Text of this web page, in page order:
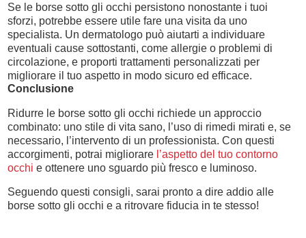
Se le borse sotto gli occhi persistono nonostante i tuoi
sforzi, potrebbe essere utile fare una visita da uno
specialista. Un dermatologo può aiutarti a individuare
eventuali cause sottostanti, come allergie o problemi di
circolazione, e proporti trattamenti personalizzati per
migliorare il tuo aspetto in modo sicuro ed efficace.
Conclusione
Ridurre le borse sotto gli occhi richiede un approccio
combinato: uno stile di vita sano, l’uso di rimedi mirati e, se
necessario, l’intervento di un professionista. Con questi
accorgimenti, potrai migliorare l’aspetto del tuo contorno
occhi e ottenere uno sguardo più fresco e luminoso.
Seguendo questi consigli, sarai pronto a dire addio alle
borse sotto gli occhi e a ritrovare fiducia in te stesso!